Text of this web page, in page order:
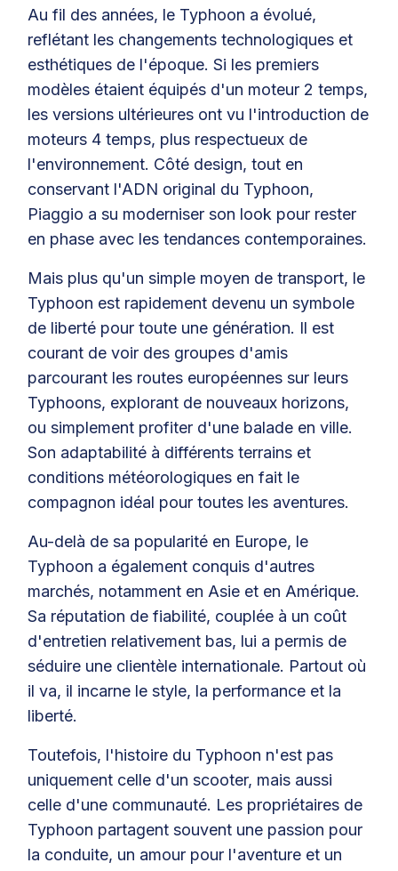
Au fil des années, le Typhoon a évolué,
reflétant les changements technologiques et
esthétiques de l'époque. Si les premiers
modèles étaient équipés d'un moteur 2 temps,
les versions ultérieures ont vu l'introduction de
moteurs 4 temps, plus respectueux de
l'environnement. Côté design, tout en
conservant l'ADN original du Typhoon,
Piaggio a su moderniser son look pour rester
en phase avec les tendances contemporaines.
Mais plus qu'un simple moyen de transport, le
Typhoon est rapidement devenu un symbole
de liberté pour toute une génération. Il est
courant de voir des groupes d'amis
parcourant les routes européennes sur leurs
Typhoons, explorant de nouveaux horizons,
ou simplement profiter d'une balade en ville.
Son adaptabilité à différents terrains et
conditions météorologiques en fait le
compagnon idéal pour toutes les aventures.
Au-delà de sa popularité en Europe, le
Typhoon a également conquis d'autres
marchés, notamment en Asie et en Amérique.
Sa réputation de fiabilité, couplée à un coût
d'entretien relativement bas, lui a permis de
séduire une clientèle internationale. Partout où
il va, il incarne le style, la performance et la
liberté.
Toutefois, l'histoire du Typhoon n'est pas
uniquement celle d'un scooter, mais aussi
celle d'une communauté. Les propriétaires de
Typhoon partagent souvent une passion pour
la conduite, un amour pour l'aventure et un